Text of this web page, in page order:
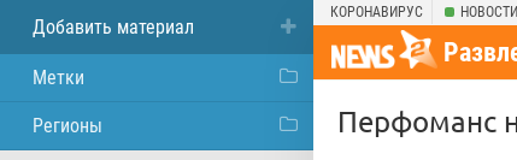
КОРОНАВИРУС НОВОСТИ
Перфоманс
Добавить материал
Метки
Регионы